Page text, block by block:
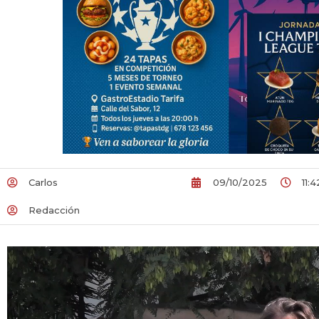
Carlos
Redacción
09/10/2025
Reproductor
de
vídeo